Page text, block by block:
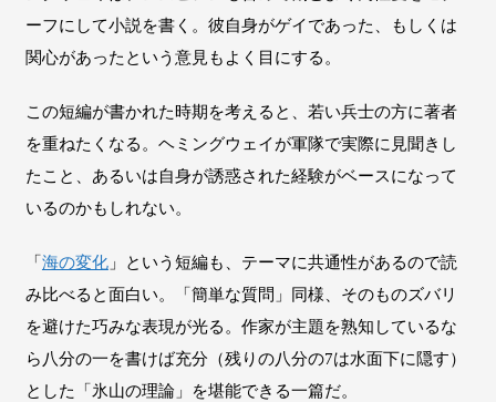
ーフにして小説を書く。彼自身がゲイであった、もしくは
関心があったという意見もよく目にする。
この短編が書かれた時期を考えると、若い兵士の方に著者
を重ねたくなる。ヘミングウェイが軍隊で実際に見聞きし
たこと、あるいは自身が誘惑された経験がベースになって
いるのかもしれない。
「海の変化」という短編も、テーマに共通性があるので読
み比べると面白い。「簡単な質問」同様、そのものズバリ
を避けた巧みな表現が光る。作家が主題を熟知しているな
ら八分の一を書けば充分（残りの八分の7は水面下に隠す）
とした「氷山の理論」を堪能できる一篇だ。